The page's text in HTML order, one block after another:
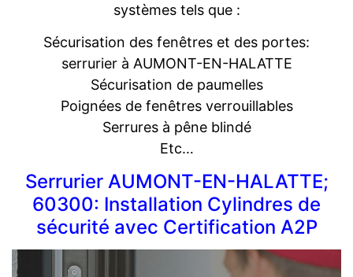
systèmes tels que :
Sécurisation des fenêtres et des portes:
serrurier à AUMONT-EN-HALATTE
Sécurisation de paumelles
Poignées de fenêtres verrouillables
Serrures à pêne blindé
Etc…
Serrurier AUMONT-EN-HALATTE;
60300: Installation Cylindres de
sécurité avec Certification A2P